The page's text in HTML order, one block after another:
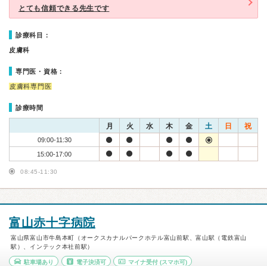
とても信頼できる先生です
診療科目：
皮膚科
専門医・資格：
皮膚科専門医
診療時間
月 火 水 木 金 土 日 祝
09:00-11:30
15:00-17:00
08:45-11:30
富山赤十字病院
富山県富山市牛島本町（オークスカナルパークホテル富山前駅、富山駅（電鉄富山
駅）、インテック本社前駅）
駐車場あり 電子決済可 マイナ受付 (スマホ可)